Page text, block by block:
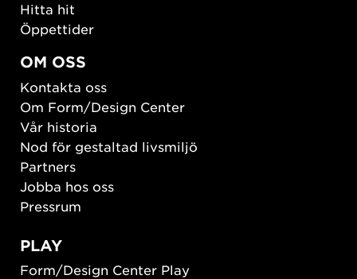
Hitta hit
Öppettider
OM OSS
Kontakta oss
Om Form/Design Center
Vår historia
Nod för gestaltad livsmiljö
Partners
Jobba hos oss
Pressrum
PLAY
Form/Design Center Play